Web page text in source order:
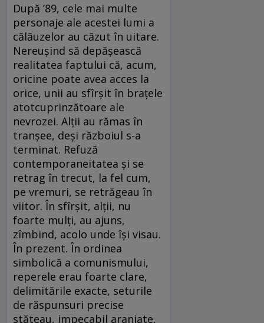
După ’89, cele mai multe
personaje ale acestei lumi a
călăuzelor au căzut în uitare.
Nereuşind să depăşească
realitatea faptului că, acum,
oricine poate avea acces la
orice, unii au sfîrşit în braţele
atotcuprinzătoare ale
nevrozei. Alţii au rămas în
tranşee, deşi războiul s-a
terminat. Refuză
contemporaneitatea şi se
retrag în trecut, la fel cum,
pe vremuri, se retrăgeau în
viitor. În sfîrşit, alţii, nu
foarte mulţi, au ajuns,
zîmbind, acolo unde îşi visau.
În prezent. În ordinea
simbolică a comunismului,
reperele erau foarte clare,
delimitările exacte, seturile
de răspunsuri precise
stăteau, impecabil aranjate,